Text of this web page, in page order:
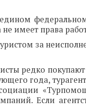
имеет права
за
редко
года,
Если